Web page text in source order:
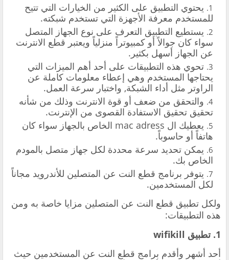
يحتوي التطبيق على الكثير من الخيارات التي تتيح
للمستخدم معرفة الأجهزة التي تستخدم شبكته.
يستطيع التطبيق التعرف على نوع الجهاز المتصل
سواء كان جوالاً أو كمبيوتراً منزلياً ويعتبر قطع الانترنت
عن الجهاز أسهل بكثير.
تحوي هذه التطبيقات على أحد أهم الميزات التي
يحتاجها المستخدم وهي إعطاء معلومات كاملة عن
الراوتر مثل أداء الشبكة, واختبار سرعة العمل.
والتحقق من ضعف أو قوة الانترنت وذلك من شأنه
تحقيق تحقيق الاستفادة القصوى من الإنترنت.
يعطيك ال mac adress الخاص بالجهاز سواء كان
هاتفاً أو حاسوباً.
يمكن تحديد سرعة محددة لكل جهاز متصل بالمودم
الخاص بك.
يتوفر برنامج قطع النت عن المتصلين للأندرويد مجاناً
لكل المستخدمين.
ولكل تطبيق قطع النت عن المتصلين مزايا خاصة به ومن
هذه التطبيقات:
1. تطبيق wifikill
أحد أشهر وأقدم برامج قطع النت عن المستخدمين حيث